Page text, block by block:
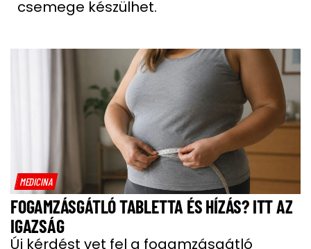
csemege készülhet.
MEDICINA
FOGAMZÁSGÁTLÓ TABLETTA ÉS HÍZÁS? ITT AZ
IGAZSÁG
Új kérdést vet fel a fogamzásgátló